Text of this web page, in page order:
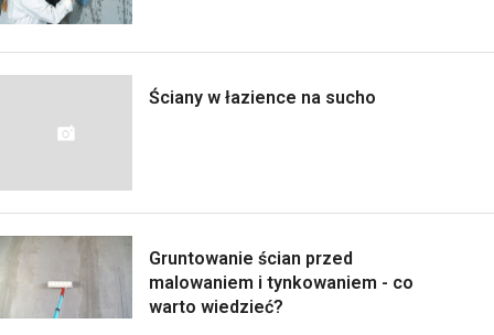
Ściany w łazience na sucho
Gruntowanie ścian przed
malowaniem i tynkowaniem - co
warto wiedzieć?